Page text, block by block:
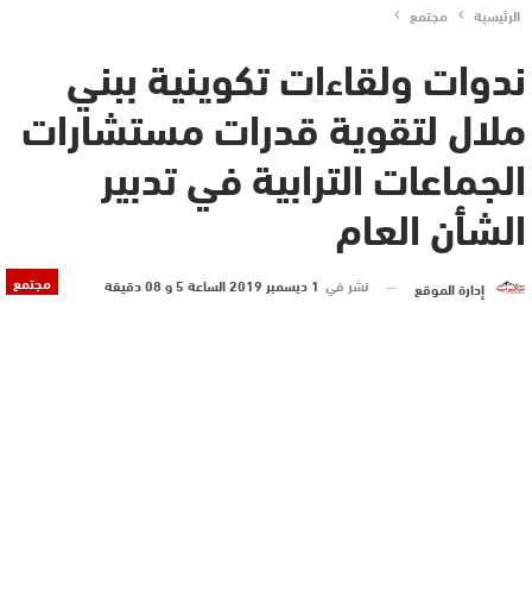
الرئيسية مجتمع
ندوات ولقاءات تكوينية ببني
ملال لتقوية قدرات مستشارات
الجماعات الترابية في تدبير
الشأن العام
مجتمع إدارة الموقع نشر في 1 ديسمبر 2019 الساعة 5 و 08 دقيقة